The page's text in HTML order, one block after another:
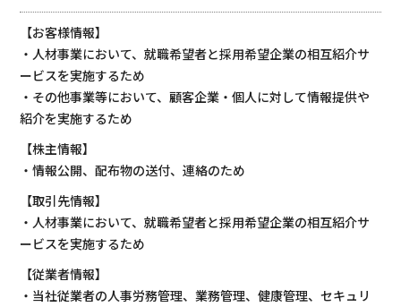
【お客様情報】
・人材事業において、就職希望者と採用希望企業の相互紹介サ
ービスを実施するため
・その他事業等において、顧客企業・個人に対して情報提供や
紹介を実施するため
【株主情報】
・情報公開、配布物の送付、連絡のため
【取引先情報】
・人材事業において、就職希望者と採用希望企業の相互紹介サ
ービスを実施するため
【従業者情報】
・当社従業者の人事労務管理、業務管理、健康管理、セキュリ